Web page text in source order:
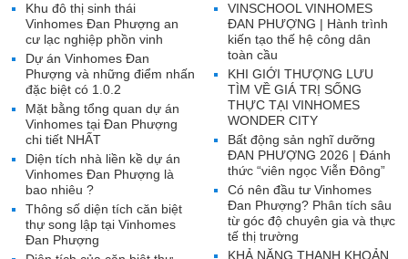
VINSCHOOL VINHOMES
ĐAN PHƯỢNG | Hành trình
kiến tạo thế hệ công dân
toàn cầu
KHI GIỚI THƯỢNG LƯU
TÌM VỀ GIÁ TRỊ SỐNG
THỰC TẠI VINHOMES
WONDER CITY
Bất động sản nghĩ dưỡng
ĐAN PHƯỢNG 2026 | Đánh
thức “viên ngọc Viễn Đông”
Có nên đầu tư Vinhomes
Đan Phượng? Phân tích sâu
từ góc độ chuyên gia và thực
tế thị trường
KHẢ NĂNG THANH KHOẢN
Khu đô thị sinh thái
Vinhomes Đan Phượng an
cư lạc nghiệp phồn vinh
Dự án Vinhomes Đan
Phượng và những điểm nhấn
đặc biệt có 1.0.2
Mặt bằng tổng quan dự án
Vinhomes tại Đan Phượng
chi tiết NHẤT
Diện tích nhà liền kề dự án
Vinhomes Đan Phượng là
bao nhiêu ?
Thông số diện tích căn biệt
thự song lập tại Vinhomes
Đan Phượng